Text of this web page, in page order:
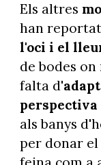
Els altres
han
l'oci i el
de bodes
falta d'
als banys
per donar